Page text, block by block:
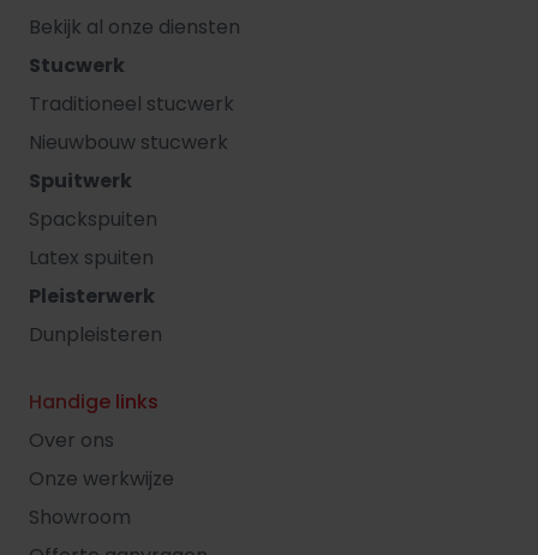
Bekijk al onze diensten
Stucwerk
Traditioneel stucwerk
Nieuwbouw stucwerk
Spuitwerk
Spackspuiten
Latex spuiten
Pleisterwerk
Dunpleisteren
Handige links
Over ons
Onze werkwijze
Showroom